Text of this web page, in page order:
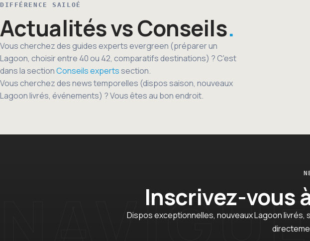
DIFFÉRENCE SAILOÉ
Actualités vs Conseils
Vous cherchez des guides experts evergreen (préparer un
Lagoon, choisir entre 40 ou 42, comparatifs destinations) ? C'est
dans la sectionConseils expertssection.
Vous cherchez des news temporelles (dispos saison, nouveaux
Lagoon livrés, événements) ? Vous êtes au bon endroit.
Inscrivez-vous
Dispos exceptionnelles, nouveaux Lagoon livrés,